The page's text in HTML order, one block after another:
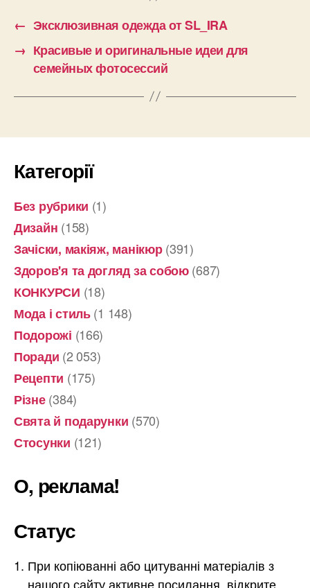
← Эксклюзивная одежда от SL_IRA
→ Красивые и оригинальные идеи для
семейных фотосессий
Категорії
Без рубрики (1)
Дизайн (158)
Зачіски, макіяж, манікюр(391)
Здоров'я та догляд за собою(687)
КОНКУРСИ (18)
Мода і стиль(1 148)
Подорожі (166)
Поради (2 053)
Рецепти (175)
Різне(384)
Свята й подарунки (570)
Стосунки (121)
О, реклама!
Статус
При копіюванні або цитуванні матеріалів з
нашого сайту активне посилання, відкрите